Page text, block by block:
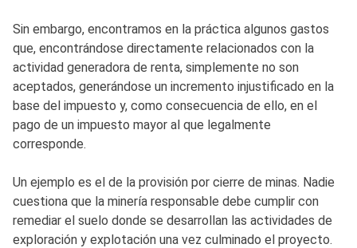
Sin embargo, encontramos en la práctica algunos gastos
que, encontrándose directamente relacionados con la
actividad generadora de renta, simplemente no son
aceptados, generándose un incremento injustificado en la
base del impuesto y, como consecuencia de ello, en el
pago de un impuesto mayor al que legalmente
corresponde.
Un ejemplo es el de la provisión por cierre de minas. Nadie
cuestiona que la minería responsable debe cumplir con
remediar el suelo donde se desarrollan las actividades de
exploración y explotación una vez culminado el proyecto.